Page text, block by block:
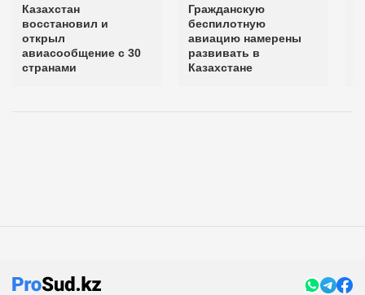
Казахстан
восстановил и
открыл
авиасообщение с 30
странами
Гражданскую
беспилотную
авиацию намерены
развивать в
Казахстане